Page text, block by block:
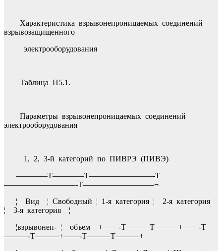
Характеристика взрывонепроницаемых соединений
взрывозащищенного
электрооборудования
Таблица П5.1.
Параметры взрывонепроницаемых соединений
электрооборудования
1, 2, 3-й категорий по ПИВРЭ (ПИВЭ)
————T————T————————-T
—————————-T—————————¬
¦ Вид ¦ Свободный ¦ 1-я категория ¦ 2-я категория
¦ 3-я категория ¦
¦взрывонеп- ¦ объем +——-T———T———+——-T
———-T———+——-T———T———+